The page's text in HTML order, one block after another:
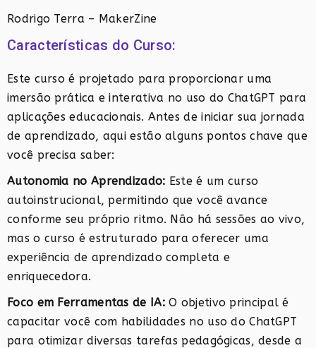
Rodrigo Terra – MakerZine
Características do Curso:
Este curso é projetado para proporcionar uma
imersão prática e interativa no uso do ChatGPT para
aplicações educacionais. Antes de iniciar sua jornada
de aprendizado, aqui estão alguns pontos chave que
você precisa saber:
Autonomia no Aprendizado: Este é um curso
autoinstrucional, permitindo que você avance
conforme seu próprio ritmo. Não há sessões ao vivo,
mas o curso é estruturado para oferecer uma
experiência de aprendizado completa e
enriquecedora.
Foco em Ferramentas de IA:O objetivo principal é
capacitar você com habilidades no uso do ChatGPT
para otimizar diversas tarefas pedagógicas, desde a